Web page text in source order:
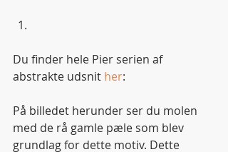
Du finder hele Pier serien af
abstrakte udsnit her:
På billedet herunder ser du molen
med de rå gamle pæle som blev
grundlag for dette motiv. Dette